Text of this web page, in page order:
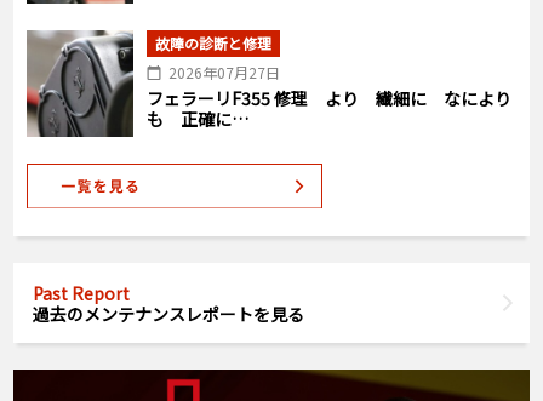
故障の診断と修理
2026年07月27日
フェラーリF355 修理 より 繊細に なにより
も 正確に…
Past Report
過去のメンテナンスレポートを見る